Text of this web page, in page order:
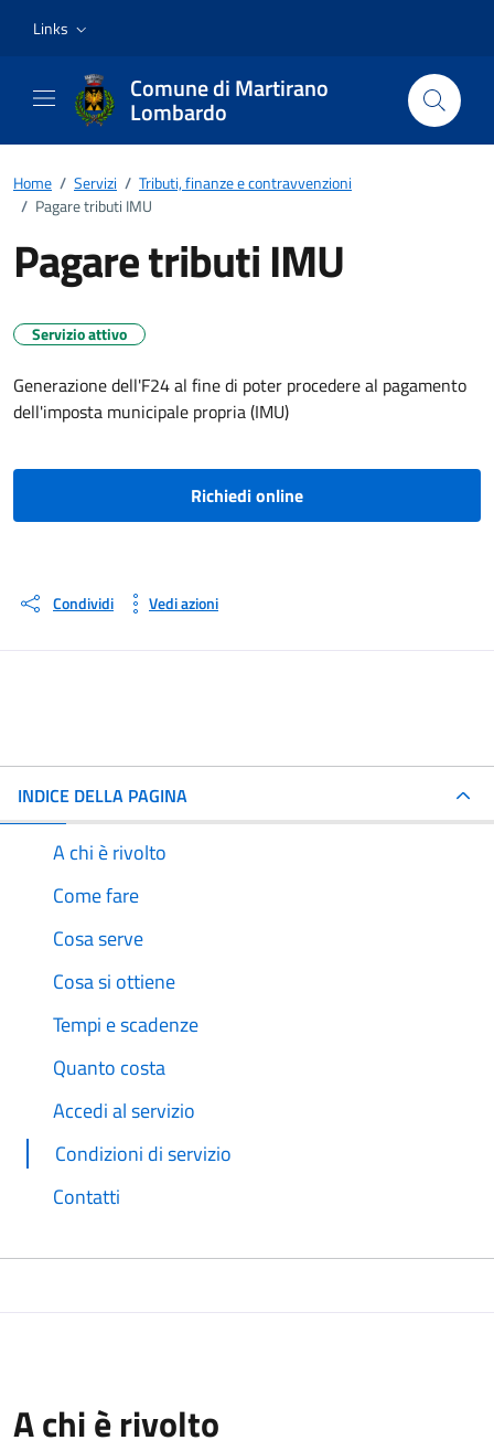
Links
Comune di Martirano
Lombardo
Home / Servizi / Tributi, finanze e contravvenzioni
/ Pagare tributi IMU
Pagare tributi IMU
Servizio attivo
Generazione dell'F24 al fine di poter procedere al pagamento
dell'imposta municipale propria (IMU)
Richiedi online
Condividi Vedi azioni
INDICE DELLA PAGINA
A chi è rivolto
Come fare
Cosa serve
Cosa si ottiene
Tempi e scadenze
Quanto costa
Accedi al servizio
Condizioni di servizio
Contatti
A chi è rivolto